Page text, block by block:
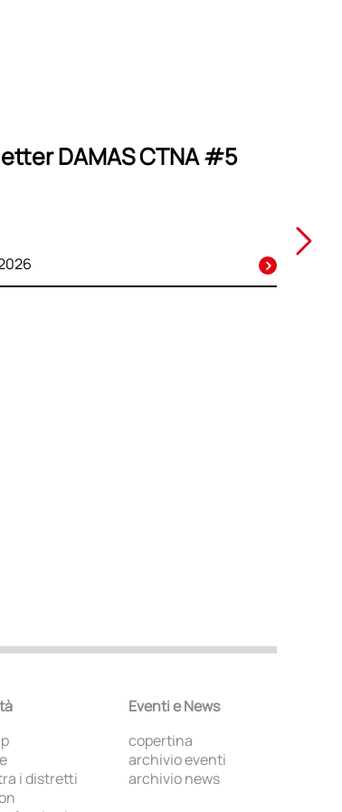
DAMAS CTNA #5
i distretti
Eventi e News
copertina
archivio eventi
archivio news